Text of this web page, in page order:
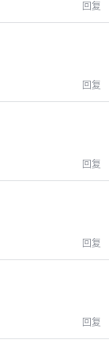
回复
回复
回复
回复
回复